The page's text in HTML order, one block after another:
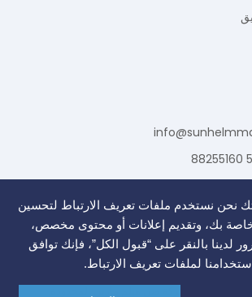
نحن نستخدم ملفات تعريف الارتباط لتحسين
بك، وتقديم إعلانات أو محتوى مخصص،
لدينا بالنقر على “قبول الكل”، فإنك توافق
لملفات تعريف الارتباط.
الحرة، جينان، شاندونغ، الصين
Indonesian
Spanish
French